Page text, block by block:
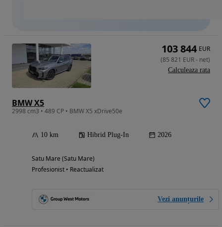
BMW X5
2998 cm3 • 489 CP • BMW X5 xDrive50e
10 km Hibrid Plug-In 2026
Satu Mare (Satu Mare)
Profesionist • Reactualizat
Vezi anunțurile
103 844 EUR
(85 821 EUR- net)
Calculeaza rata